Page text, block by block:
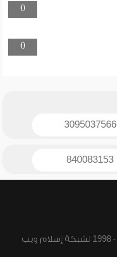
0
0
3095037566
840083153